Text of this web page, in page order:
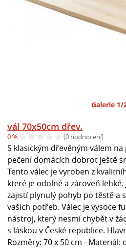
Galerie 1/
vál 70x50cm dřev.
0 % (0 hodnocení)
S klasickým dřevěným válem
pečení domácích dobrot ještě
Tento válec je vyroben z
které je odolné a zároveň
zajistí plynulý pohyb po těstě a
vašich potřeb. Válec je vysoce
nástroj, který nesmí chybět v
s láskou v České republice.
Rozměry: 70 x 50 cm - Materiál: